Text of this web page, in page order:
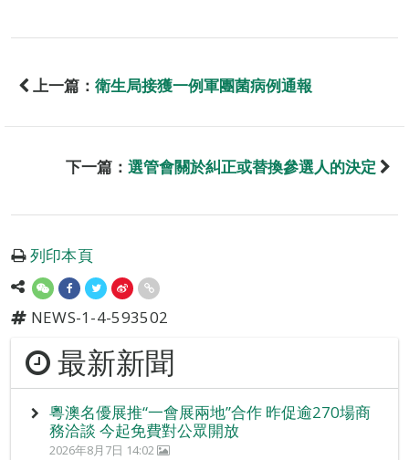
上一篇： 衛生局接獲一例軍團菌病例通報
下一篇： 選管會關於糾正或替換參選人的決定
列印本頁
NEWS-1-4-593502
最新新聞
粵澳名優展推“一會展兩地”合作 昨促逾270場商
務洽談 今起免費對公眾開放
2026年8月7日 14:02